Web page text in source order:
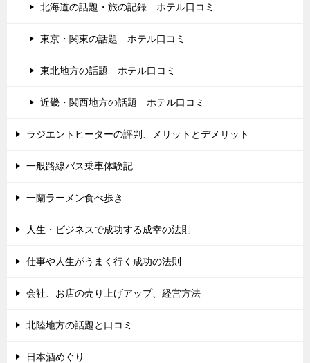
北海道の話題・旅の記録 ホテル口コミ
東京・関東の話題 ホテル口コミ
東北地方の話題 ホテル口コミ
近畿・関西地方の話題 ホテル口コミ
ラジエントヒーターの評判、メリットとデメリット
一般路線バス乗車体験記
一蘭ラーメン食べ歩き
人生・ビジネスで成功する成幸の法則
仕事や人生がうまく行く成功の法則
会社、お店の売り上げアップ、経営方法
北陸地方の話題と口コミ
日本酒めぐり